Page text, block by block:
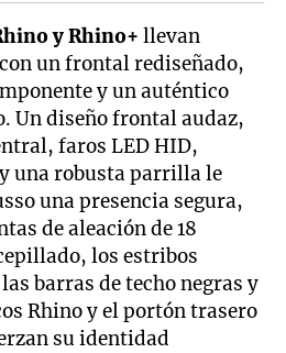
y Rhino+ llevan
un frontal rediseñado,
y un auténtico
Un diseño frontal audaz,
faros LED HID,
una robusta parrilla le
una presencia segura,
de aleación de 18
los estribos
barras de techo negras y
Rhino y el portón trasero
su identidad